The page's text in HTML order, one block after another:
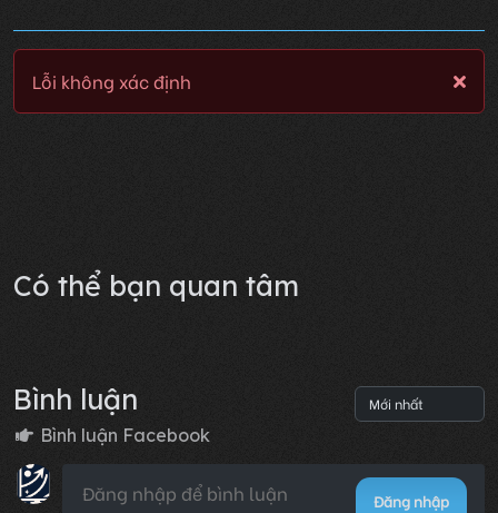
Lỗi không xác định
Có thể bạn quan tâm
Bình luận
Bình luận Facebook
Đăng nhập